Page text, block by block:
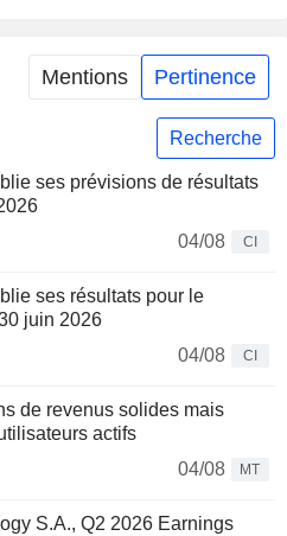
Mentions Pertinence
Recherche
ses prévisions de résultats
04/08
CI
ses résultats pour le
juin 2026
04/08
CI
de revenus solides mais
actifs
04/08
MT
S.A., Q2 2026 Earnings